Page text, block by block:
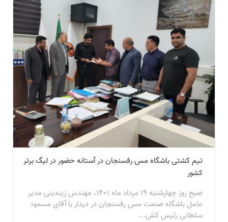
تیم کشتی باشگاه مس رفسنجان در آستانه حضور در لیگ برتر
کشور
صبح روز چهارشنبه ۱۹ مرداد ماه ۱۴۰۱، مهندس زیندینی مدیر
عامل باشگاه صنعت مس رفسنجان در دیدار با آقای مسعود
سلطانی رئیس کش...